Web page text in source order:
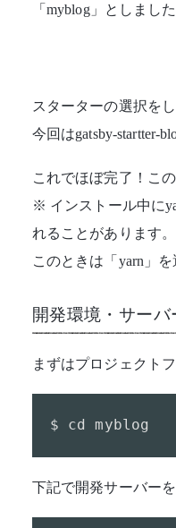
「myblog」としました
スターターの選択をし
今回はgatsby-startter-
これでほぼ完了！こ
※ インストール中に
れることがあります。
このときは「yarn」
開発環境・サーバ
まずはプロジェクト
$ cd myblog
下記で開発サーバー